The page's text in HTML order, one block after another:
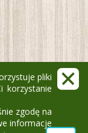
pliki
korzystanie
zgodę na
informacje